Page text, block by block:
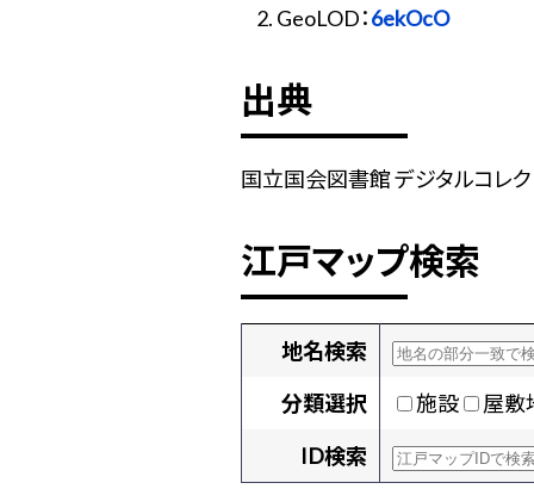
GeoLOD：6ekOcO
出典
国立国会図書館 デジタルコレク
江戸マップ検索
地名検索
分類選択
施設
屋敷
ID検索